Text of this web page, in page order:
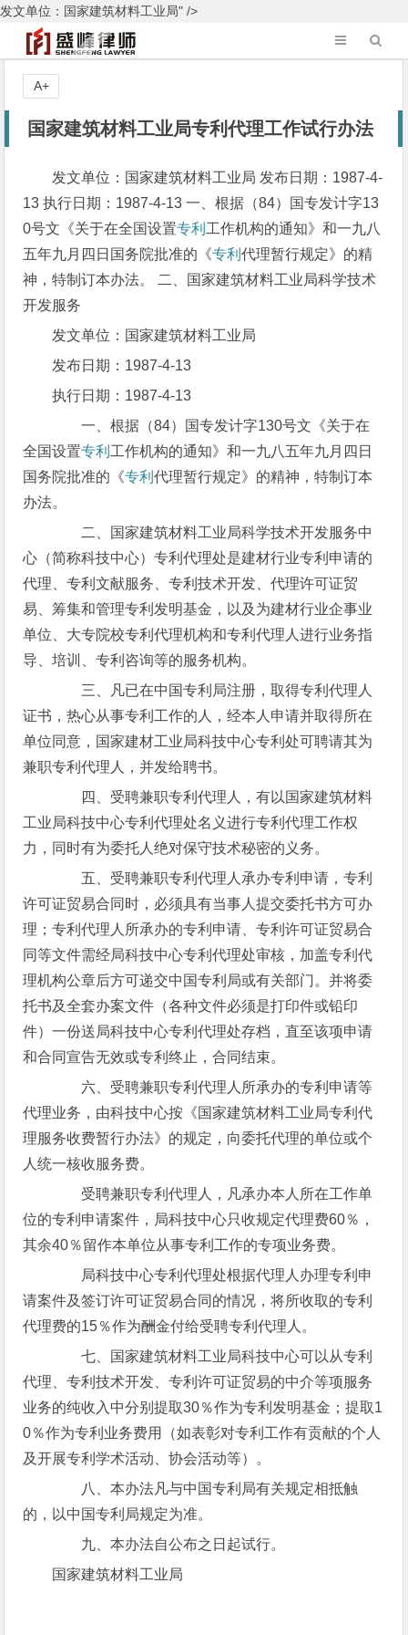
发文单位：国家建筑材料工业局" />
国家建筑材料工业局专利代理工作试行办法
发文单位：国家建筑材料工业局 发布日期：1987-4-
13 执行日期：1987-4-13 一、根据（84）国专发计字13
0号文《关于在全国设置专利 工作机构的通知》和一九八
五年九月四日国务院批准的《专利代理暂行规定》的精
神，特制订本办法。 二、国家建筑材料工业局科学技术
开发服务
发文单位：国家建筑材料工业局
发布日期：1987-4-13
执行日期：1987-4-13
一、根据（84）国专发计字130号文《关于在
全国设置专利 工作机构的通知》和一九八五年九月四日
国务院批准的《专利代理暂行规定》的精神，特制订本
办法。
二、国家建筑材料工业局科学技术开发服务中
心（简称科技中心）专利代理处是建材行业专利申请的
代理、专利文献服务、专利技术开发、代理许可证贸
易、筹集和管理专利发明基金，以及为建材行业企事业
单位、大专院校专利代理机构和专利代理人进行业务指
导、培训、专利咨询等的服务机构。
三、凡已在中国专利局注册，取得专利代理人
证书，热心从事专利工作的人，经本人申请并取得所在
单位同意，国家建材工业局科技中心专利处可聘请其为
兼职专利代理人，并发给聘书。
四、受聘兼职专利代理人，有以国家建筑材料
工业局科技中心专利代理处名义进行专利代理工作权
力，同时有为委托人绝对保守技术秘密的义务。
五、受聘兼职专利代理人承办专利申请，专利
许可证贸易合同时，必须具有当事人提交委托书方可办
理；专利代理人所承办的专利申请、专利许可证贸易合
同等文件需经局科技中心专利代理处审核，加盖专利代
理机构公章后方可递交中国专利局或有关部门。并将委
托书及全套办案文件（各种文件必须是打印件或铅印
件）一份送局科技中心专利代理处存档，直至该项申请
和合同宣告无效或专利终止，合同结束。
六、受聘兼职专利代理人所承办的专利申请等
代理业务，由科技中心按《国家建筑材料工业局专利代
理服务收费暂行办法》的规定，向委托代理的单位或个
人统一核收服务费。
受聘兼职专利代理人，凡承办本人所在工作单
位的专利申请案件，局科技中心只收规定代理费60％，
其余40％留作本单位从事专利工作的专项业务费。
局科技中心专利代理处根据代理人办理专利申
请案件及签订许可证贸易合同的情况，将所收取的专利
代理费的15％作为酬金付给受聘专利代理人。
七、国家建筑材料工业局科技中心可以从专利
代理、专利技术开发、专利许可证贸易的中介等项服务
业务的纯收入中分别提取30％作为专利发明基金；提取1
0％作为专利业务费用（如表彰对专利工作有贡献的个人
及开展专利学术活动、协会活动等）。
八、本办法凡与中国专利局有关规定相抵触
的，以中国专利局规定为准。
九、本办法自公布之日起试行。
国家建筑材料工业局
A+